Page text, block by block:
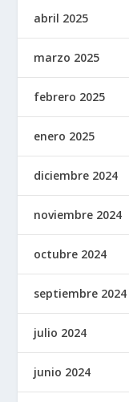
abril 2025
marzo 2025
febrero 2025
enero 2025
diciembre 2024
noviembre 2024
octubre 2024
septiembre 2024
julio 2024
junio 2024